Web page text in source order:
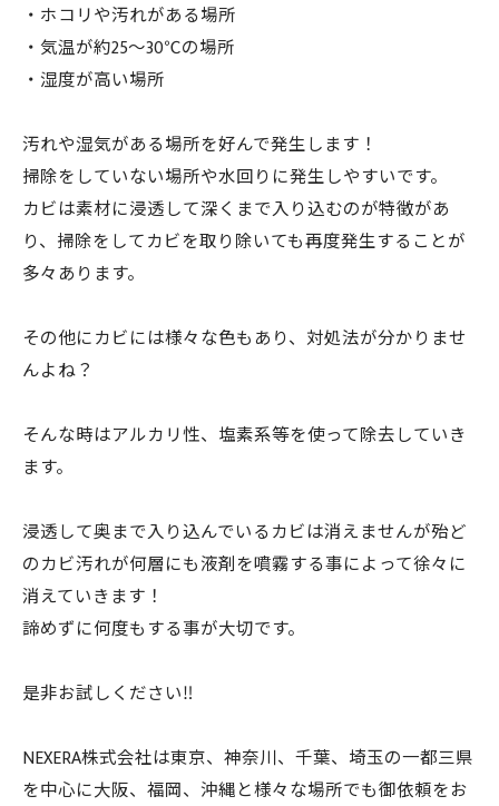
・ホコリや汚れがある場所
・気温が約25〜30℃の場所
・湿度が高い場所
汚れや湿気がある場所を好んで発生します！
掃除をしていない場所や水回りに発生しやすいです。
カビは素材に浸透して深くまで入り込むのが特徴があ
り、掃除をしてカビを取り除いても再度発生することが
多々あります。
その他にカビには様々な色もあり、対処法が分かりませ
んよね？
そんな時はアルカリ性、塩素系等を使って除去していき
ます。
浸透して奥まで入り込んでいるカビは消えませんが殆ど
のカビ汚れが何層にも液剤を噴霧する事によって徐々に
消えていきます！
諦めずに何度もする事が大切です。
是非お試しください‼️
NEXERA株式会社は東京、神奈川、千葉、埼玉の一都三県
を中心に大阪、福岡、沖縄と様々な場所でも御依頼をお